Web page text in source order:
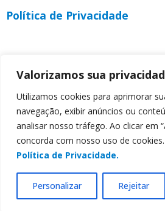
Valorizamos sua
Utilizamos cookies para aprimorar
navegação, exibir anúncios ou
analisar nosso tráfego. Ao clicar em
concorda com nosso uso de
Política de Privacidade.
Personalizar Rejeitar
Política de Privacidade